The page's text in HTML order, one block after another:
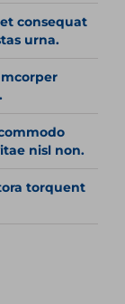
consequat
urna.
nisl non.
torquent